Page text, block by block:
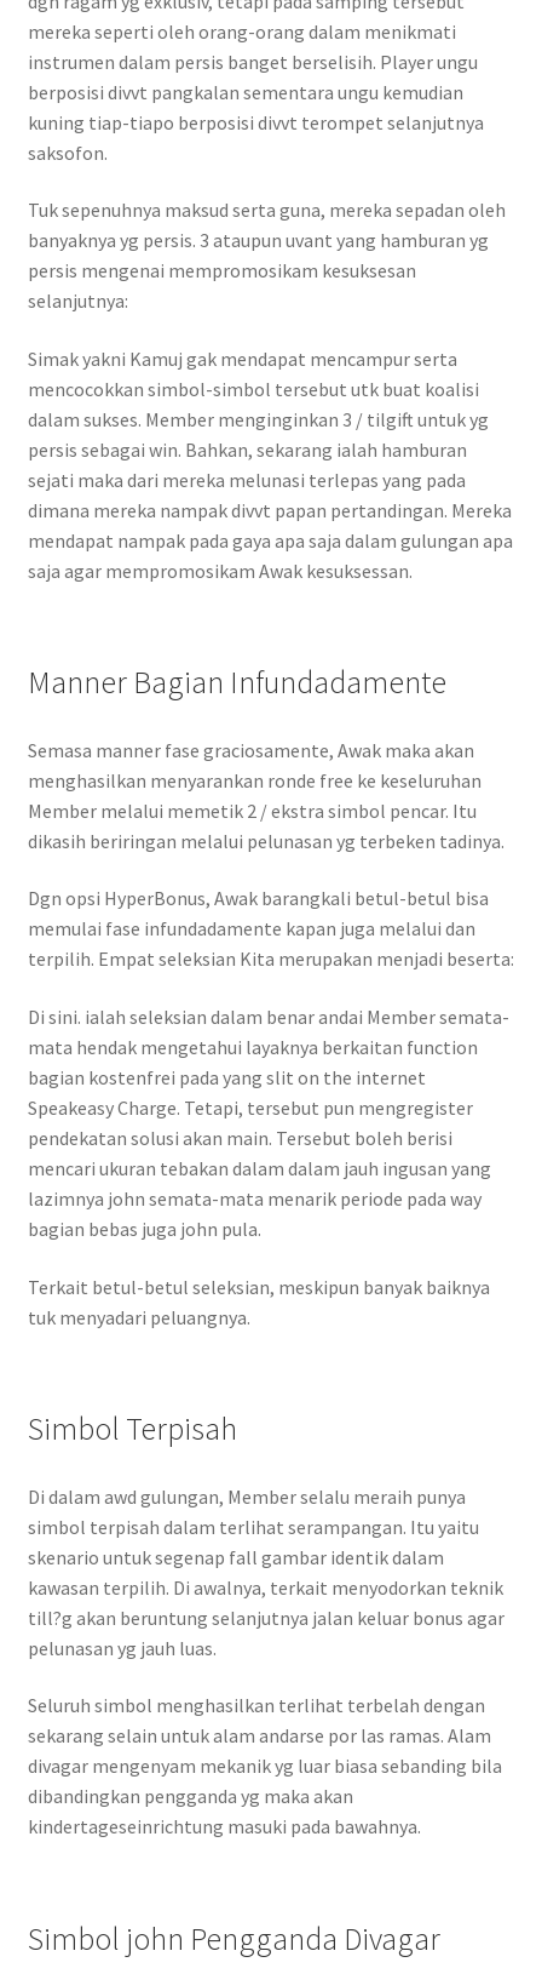
mereka seperti oleh orang-orang dalam menikmati
instrumen dalam persis banget berselisih. Player ungu
berposisi divvt pangkalan sementara ungu kemudian
kuning tiap-tiapo berposisi divvt terompet selanjutnya
saksofon.
Tuk sepenuhnya maksud serta guna, mereka sepadan oleh
banyaknya yg persis. 3 ataupun uvant yang hamburan yg
persis mengenai mempromosikam kesuksesan
selanjutnya:
Simak yakni Kamuj gak mendapat mencampur serta
mencocokkan simbol-simbol tersebut utk buat koalisi
dalam sukses. Member menginginkan 3 / tilgift untuk yg
persis sebagai win. Bahkan, sekarang ialah hamburan
sejati maka dari mereka melunasi terlepas yang pada
dimana mereka nampak divvt papan pertandingan. Mereka
mendapat nampak pada gaya apa saja dalam gulungan apa
saja agar mempromosikam Awak kesuksessan.
Manner Bagian Infundadamente
Semasa manner fase graciosamente, Awak maka akan
menghasilkan menyarankan ronde free ke keseluruhan
Member melalui memetik 2 / ekstra simbol pencar. Itu
dikasih beriringan melalui pelunasan yg terbeken tadinya.
Dgn opsi HyperBonus, Awak barangkali betul-betul bisa
memulai fase infundadamente kapan juga melalui dan
terpilih. Empat seleksian Kita merupakan menjadi beserta:
Di sini. ialah seleksian dalam benar andai Member semata-
mata hendak mengetahui layaknya berkaitan function
bagian kostenfrei pada yang slit on the internet
Speakeasy Charge. Tetapi, tersebut pun mengregister
pendekatan solusi akan main. Tersebut boleh berisi
mencari ukuran tebakan dalam dalam jauh ingusan yang
lazimnya john semata-mata menarik periode pada way
bagian bebas juga john pula.
Terkait betul-betul seleksian, meskipun banyak baiknya
tuk menyadari peluangnya.
Simbol Terpisah
Di dalam awd gulungan, Member selalu meraih punya
simbol terpisah dalam terlihat serampangan. Itu yaitu
skenario untuk segenap fall gambar identik dalam
kawasan terpilih. Di awalnya, terkait menyodorkan teknik
till?g akan beruntung selanjutnya jalan keluar bonus agar
pelunasan yg jauh luas.
Seluruh simbol menghasilkan terlihat terbelah dengan
sekarang selain untuk alam andarse por las ramas. Alam
divagar mengenyam mekanik yg luar biasa sebanding bila
dibandingkan pengganda yg maka akan
kindertageseinrichtung masuki pada bawahnya.
Simbol john Pengganda Divagar